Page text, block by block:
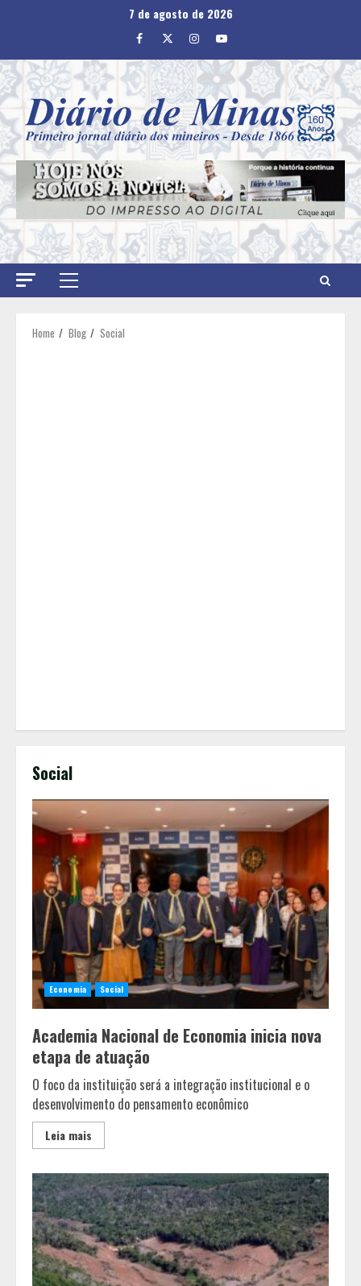
7 de agosto de 2026
Facebook
TwitterInstagram
Youtube
Primary
Home Blog Social
Social
Economia Social
Academia Nacional de Economia inicia nova
etapa de atuação
O foco da instituição será a integração institucional e o
desenvolvimento do pensamento econômico
Leia mais